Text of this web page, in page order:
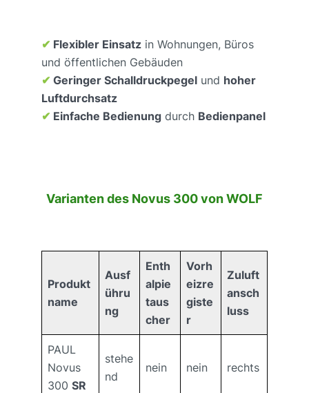
✔ Flexibler Einsatz in Wohnungen, Büros
und öffentlichen Gebäuden
✔ Geringer Schalldruckpegel und hoher
Luftdurchsatz
✔ Einfache Bedienung durch Bedienpanel
Varianten des Novus 300 von WOLF
Produkt
name
Ausf
ühru
ng
Enth
alpie
taus
cher
Vorh
eizre
giste
r
Zuluft
ansch
luss
PAUL
Novus
300 SR
stehe
nd
nein nein rechts